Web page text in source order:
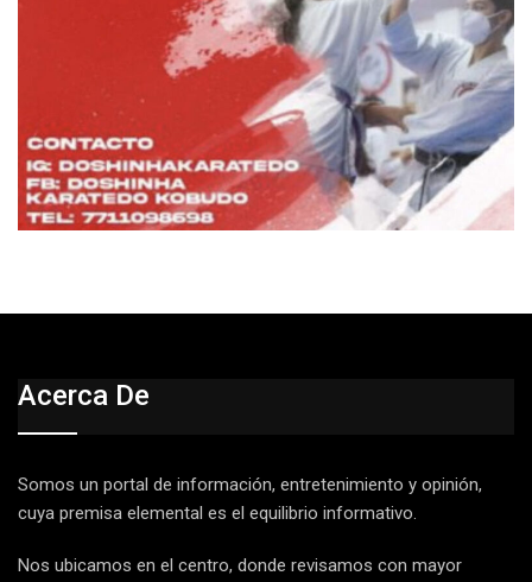
Acerca De
Somos un portal de información, entretenimiento y opinión,
cuya premisa elemental es el equilibrio informativo.
Nos ubicamos en el centro, donde revisamos con mayor